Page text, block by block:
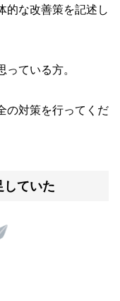
的な改善策を記述し
ている方。
の対策を行ってくだ
ていた